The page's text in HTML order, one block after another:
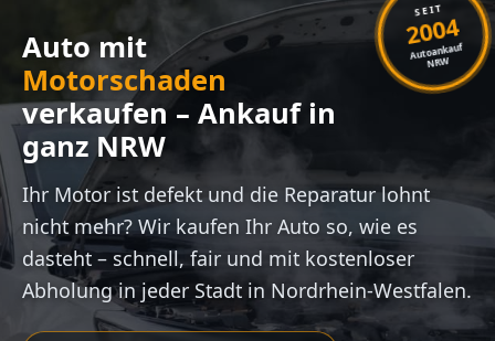
SEIT
2004
Autoankauf
NRW
Auto mit
Motorschaden
verkaufen – Ankauf in
ganz NRW
Ihr Motor ist defekt und die Reparatur lohnt
nicht mehr? Wir kaufen Ihr Auto so, wie es
dasteht – schnell, fair und mit kostenloser
Abholung in jeder Stadt in Nordrhein-Westfalen.